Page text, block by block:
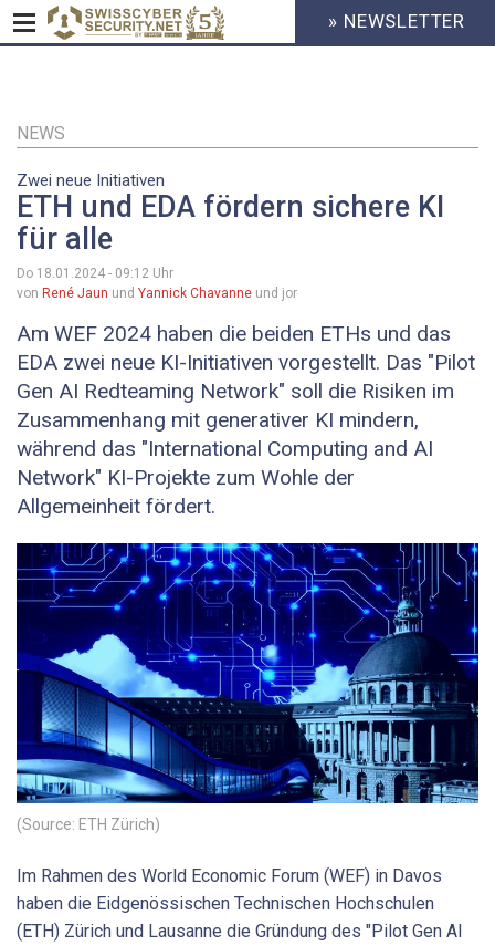
Inhalt
HEADER
MENU
» NEWSLETTER
NEWS
Zwei neue Initiativen
ETH und EDA fördern sichere KI
für alle
Do 18.01.2024 - 09:12 Uhr
von René Jaun und Yannick Chavanne und jor
Am WEF 2024 haben die beiden ETHs und das
EDA zwei neue KI-Initiativen vorgestellt. Das "Pilot
Gen AI Redteaming Network" soll die Risiken im
Zusammenhang mit generativer KI mindern,
während das "International Computing and AI
Network" KI-Projekte zum Wohle der
Allgemeinheit fördert.
(Source: ETH Zürich)
Im Rahmen des World Economic Forum (WEF) in Davos
haben die Eidgenössischen Technischen Hochschulen
(ETH) Zürich und Lausanne die Gründung des "Pilot Gen AI